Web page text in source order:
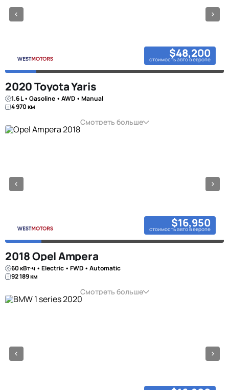
$48,200
стоимость авто в европе
2020 Toyota Yaris
1.6 L • Gasoline • AWD • Manual
4 970 км
Смотреть больше
$16,950
стоимость авто в европе
2018 Opel Ampera
60 кВт·ч • Electric • FWD • Automatic
92 189 км
Смотреть больше